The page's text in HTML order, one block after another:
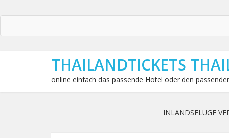
THAILANDTICKETS
online einfach das passende Hotel oder den
INLANDSFLÜGE